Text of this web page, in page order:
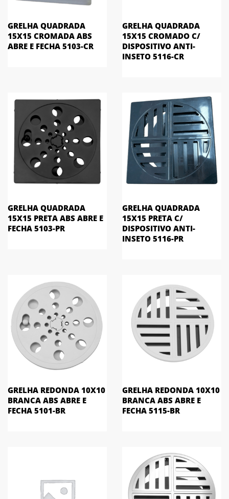
GRELHA QUADRADA
15X15 CROMADA ABS
ABRE E FECHA 5103-CR
GRELHA QUADRADA
15X15 CROMADO C/
DISPOSITIVO ANTI-
INSETO 5116-CR
GRELHA QUADRADA
15X15 PRETA ABS ABRE E
FECHA 5103-PR
GRELHA QUADRADA
15X15 PRETA C/
DISPOSITIVO ANTI-
INSETO 5116-PR
GRELHA REDONDA 10X10
BRANCA ABS ABRE E
FECHA 5101-BR
GRELHA REDONDA 10X10
BRANCA ABS ABRE E
FECHA 5115-BR